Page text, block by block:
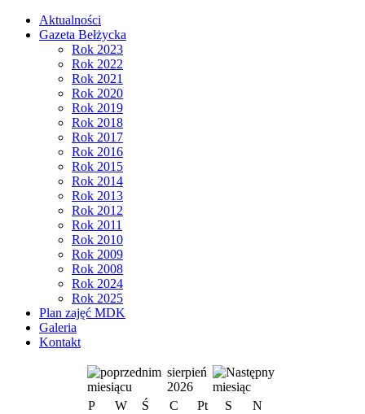
Aktualności
Gazeta Bełżycka
Rok 2023
Rok 2022
Rok 2021
Rok 2020
Rok 2019
Rok 2018
Rok 2017
Rok 2016
Rok 2015
Rok 2014
Rok 2013
Rok 2012
Rok 2011
Rok 2010
Rok 2009
Rok 2008
Rok 2024
Rok 2025
Plan zajęć MDK
Galeria
Kontakt
sierpień
2026
P
W Ś C Pt S
N